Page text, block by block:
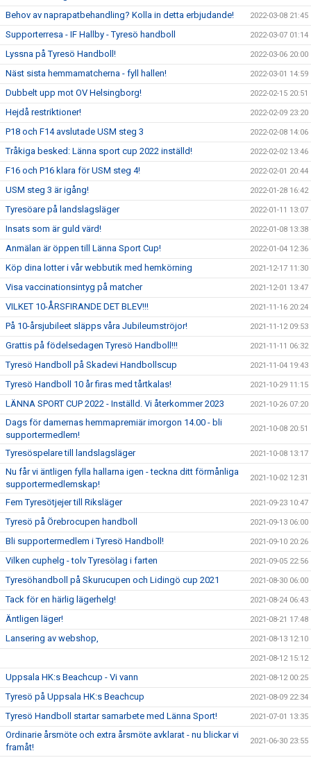
Behov av naprapatbehandling? Kolla in detta erbjudande! 2022-03-08 21:45
Supporterresa - IF Hallby - Tyresö handboll 2022-03-07 01:14
Lyssna på Tyresö Handboll! 2022-03-06 20:00
Näst sista hemmamatcherna - fyll hallen! 2022-03-01 14:59
Dubbelt upp mot OV Helsingborg! 2022-02-15 20:51
Hejdå restriktioner! 2022-02-09 23:20
P18 och F14 avslutade USM steg 3 2022-02-08 14:06
Tråkiga besked: Länna sport cup 2022 inställd! 2022-02-02 13:46
F16 och P16 klara för USM steg 4! 2022-02-01 20:44
USM steg 3 är igång! 2022-01-28 16:42
Tyresöare på landslagsläger 2022-01-11 13:07
Insats som är guld värd! 2022-01-08 13:38
Anmälan är öppen till Länna Sport Cup! 2022-01-04 12:36
Köp dina lotter i vår webbutik med hemkörning 2021-12-17 11:30
Visa vaccinationsintyg på matcher 2021-12-01 13:47
VILKET 10-ÅRSFIRANDE DET BLEV!!! 2021-11-16 20:24
På 10-årsjubileet släpps våra Jubileumströjor! 2021-11-12 09:53
Grattis på födelsedagen Tyresö Handboll!!! 2021-11-11 06:32
Tyresö Handboll på Skadevi Handbollscup 2021-11-04 19:43
Tyresö Handboll 10 år firas med tårtkalas! 2021-10-29 11:15
LÄNNA SPORT CUP 2022 - Inställd. Vi återkommer 2023 2021-10-26 07:20
Dags för damernas hemmapremiär imorgon 14.00 - bli
supportermedlem!
2021-10-08 20:51
Tyresöspelare till landslagsläger 2021-10-08 13:17
Nu får vi äntligen fylla hallarna igen - teckna ditt förmånliga
supportermedlemskap!
2021-10-02 12:31
Fem Tyresötjejer till Riksläger 2021-09-23 10:47
Tyresö på Örebrocupen handboll 2021-09-13 06:00
Bli supportermedlem i Tyresö Handboll! 2021-09-10 20:26
Vilken cuphelg - tolv Tyresölag i farten 2021-09-05 22:56
Tyresöhandboll på Skurucupen och Lidingö cup 2021 2021-08-30 06:00
Tack för en härlig lägerhelg! 2021-08-24 06:43
Äntligen läger! 2021-08-21 17:48
Lansering av webshop, 2021-08-13 12:10
2021-08-12 15:12
Uppsala HK:s Beachcup - Vi vann 2021-08-12 00:25
Tyresö på Uppsala HK:s Beachcup 2021-08-09 22:34
Tyresö Handboll startar samarbete med Länna Sport! 2021-07-01 13:35
Ordinarie årsmöte och extra årsmöte avklarat - nu blickar vi
framåt!
2021-06-30 23:55